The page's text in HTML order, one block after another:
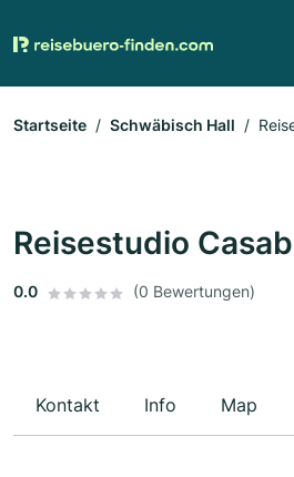
Startseite Schwäbisch Hall
Reisestudio
0.0 (0 Bewertungen)
Kontakt Info Map